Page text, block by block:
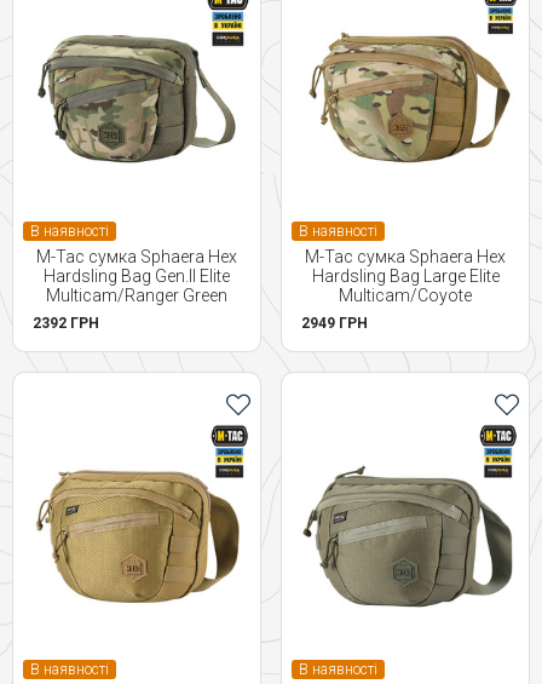
В наявності
M-Tac сумка Sphaera Hex
Hardsling Bag Gen.II Elite
Multicam/Ranger Green
2392 ГРН
В наявності
M-Tac сумка Sphaera Hex
Hardsling Bag Large Elite
Multicam/Coyote
2949 ГРН
В наявності В наявності